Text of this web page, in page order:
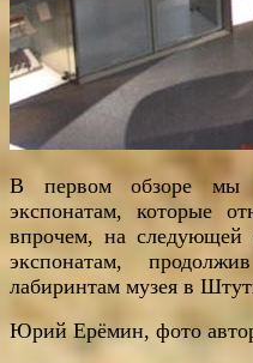
В первом обзоре мы
экспонатам, которые
впрочем, на следующей
экспонатам,
лабиринтам музея в
Юрий Ерёмин, фото